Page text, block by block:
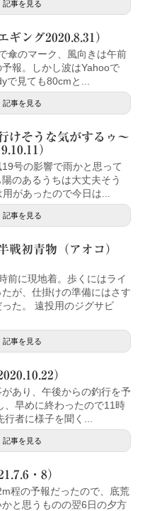
記事を見る
ギング2020.8.31）
傘のマーク、風向きは午前
報。しかし波はYahooで
で見ても80cmと...
記事を見る
けそうな気がするゥ～
）
号の影響で雨かと思って
のあるうちは大丈夫そう
があったので今日は...
記事を見る
戦初青物（アオコ）
前に現地着。歩くにはライ
たが、仕掛けの準備にはさす
た。 遠投用のジグサビ
記事を見る
）
あり、午後からの釣行を予
、早めに終わったので11時
者に様子を聞く...
記事を見る
・8）
程の予報だったので、底荒
と思うものの翌6日の夕方